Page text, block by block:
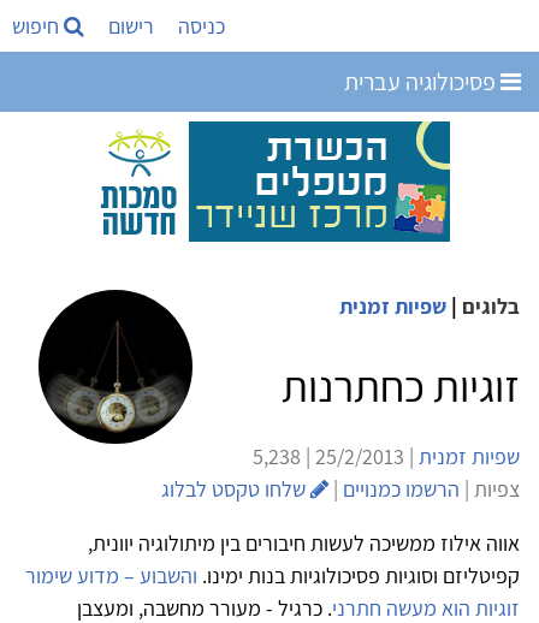
כניסה רישום חיפוש
פסיכולוגיה עברית
בלוגים | שפיות זמנית
זוגיות כחתרנות
שפיות זמנית
| 25/2/2013 | 5,238
צפיות | הרשמו כמנויים |
שלחו טקסט לבלוג
אווה אילוז ממשיכה לעשות חיבורים בין מיתולוגיה יוונית,
קפיטליזם וסוגיות פסיכולוגיות בנות ימינו. והשבוע – מדוע שימור
זוגיות הוא מעשה חתרני. כרגיל - מעורר מחשבה, ומעצבן